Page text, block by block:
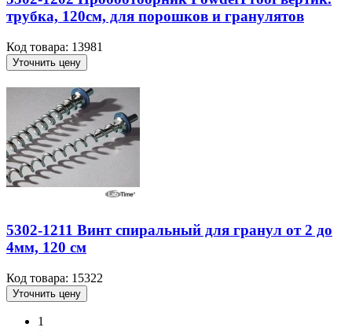
трубка, 120см, для порошков и гранулятов
Код товара: 13981
Уточнить цену
5302-1211 Винт спиральный для гранул от 2 до
4мм, 120 см
Код товара: 15322
Уточнить цену
1